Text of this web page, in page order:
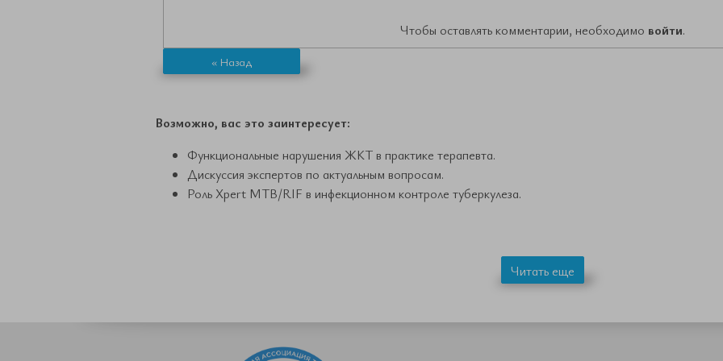
Чтобы оставлять комментарии, необходимо войти.
« Назад
Возможно, вас это заинтересует:
Функциональные нарушения ЖКТ в практике терапевта.
Дискуссия экспертов по актуальным вопросам.
Роль Xpert MTB/RIF в инфекционном контроле туберкулеза.
Читать еще